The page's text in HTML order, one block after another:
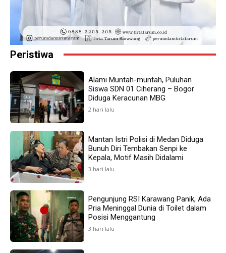
Peristiwa
Alami Muntah-muntah, Puluhan
Siswa SDN 01 Ciherang – Bogor
Diduga Keracunan MBG
2 hari lalu
Mantan Istri Polisi di Medan Diduga
Bunuh Diri Tembakan Senpi ke
Kepala, Motif Masih Didalami
3 hari lalu
Pengunjung RSI Karawang Panik, Ada
Pria Meninggal Dunia di Toilet dalam
Posisi Menggantung
3 hari lalu